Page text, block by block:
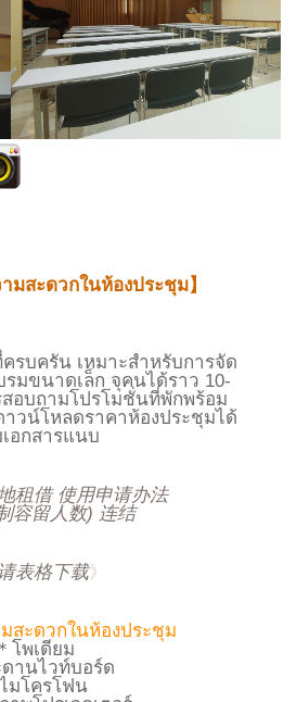
มสะดวกในห้องประชุม】
รบครัน เหมาะสำหรับการจัด
มขนาดเล็ก จุคนได้ราว 10-
อบถามโปรโมชั่นที่พักพร้อม
วน์โหลดราคาห้องประชุมได้
อกสารแนบ
租借 使用申请办法
容留人数) 连结
表格下载》
สะดวกในห้องประชุม
＊โพเดียม
ดานไวท์บอร์ด
ไมโครโฟน